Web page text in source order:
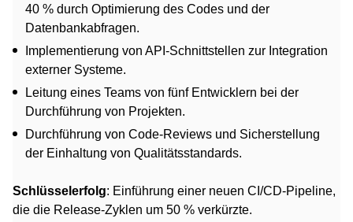
40 % durch Optimierung des Codes und der
Datenbankabfragen.
Implementierung von API-Schnittstellen zur Integration
externer Systeme.
Leitung eines Teams von fünf Entwicklern bei der
Durchführung von Projekten.
Durchführung von Code-Reviews und Sicherstellung
der Einhaltung von Qualitätsstandards.
Schlüsselerfolg: Einführung einer neuen CI/CD-Pipeline,
die die Release-Zyklen um 50 % verkürzte.